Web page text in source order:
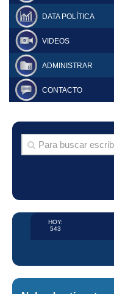
DATA POLÍTICA
VIDEOS
ADMINISTRAR
CONTACTO
HOY:
543